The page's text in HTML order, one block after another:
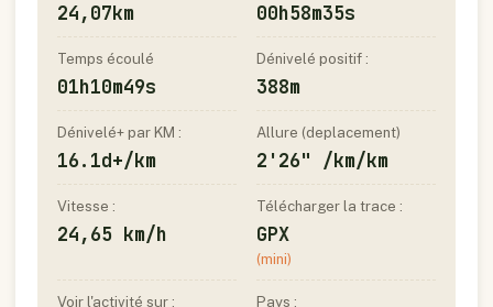
24,07km 00h58m35s
Temps écoulé
01h10m49s
Dénivelé positif :
388m
Dénivelé+ par KM :
16.1d+/km
Allure (deplacement)
2'26" /km/km
Vitesse :
24,65 km/h
Télécharger la trace :
GPX
(mini)
Voir l'activité sur : Pays :